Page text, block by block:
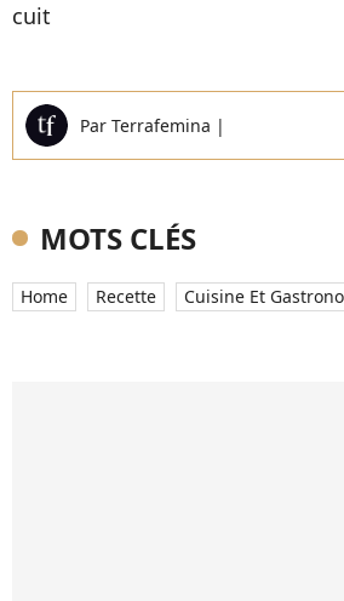
cuit
Par Terrafemina |
MOTS CLÉS
Home Recette Cuisine Et